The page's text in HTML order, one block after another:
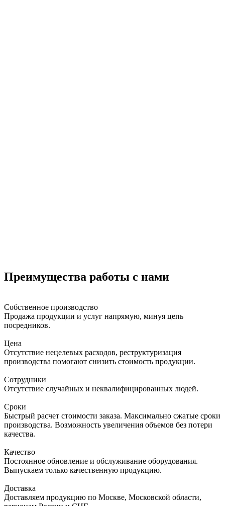
Преимущества работы с нами
Собственное производство
Продажа продукции и услуг напрямую, минуя цепь
посредников.
Цена
Отсутствие нецелевых расходов, реструктуризация
производства помогают снизить стоимость продукции.
Сотрудники
Отсутствие случайных и неквалифицированных людей.
Сроки
Быстрый расчет стоимости заказа. Максимально сжатые сроки
производства. Возможность увеличения объемов без потери
качества.
Качество
Постоянное обновление и обслуживание оборудования.
Выпускаем только качественную продукцию.
Доставка
Доставляем продукцию по Москве, Московской области,